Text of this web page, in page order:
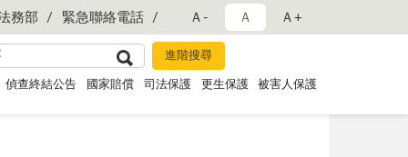
務部 緊急聯絡電話 Ａ- Ａ Ａ+
偵查終結公告 國家賠償 司法保護 更生保護 被害人保護